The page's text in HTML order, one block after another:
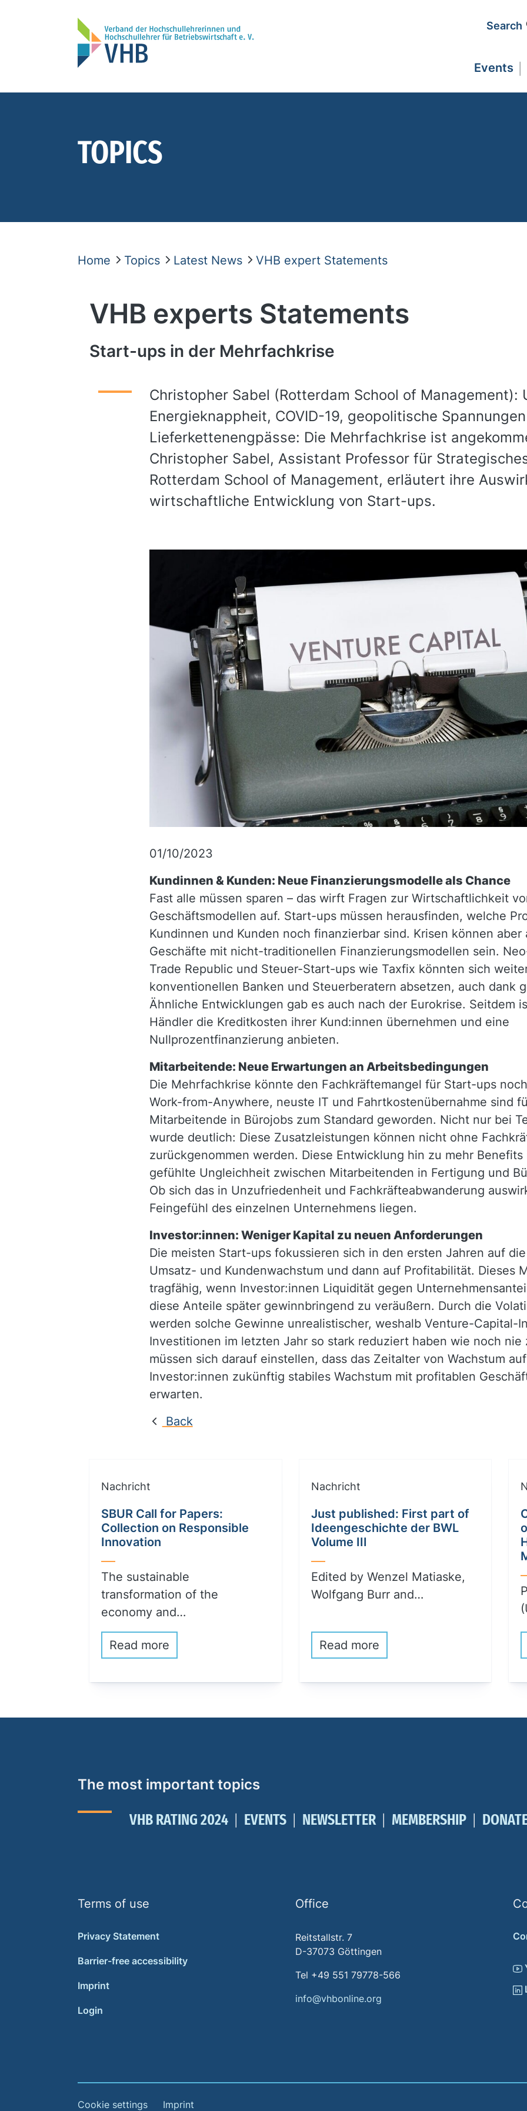
Search
Events
TOPICS
Home Topics Latest News VHB expert Statements
VHB experts Statements
Start-ups in der Mehrfachkrise
Christopher Sabel (Rotterdam School of Management):
Energieknappheit, COVID-19, geopolitische Spannungen
Lieferkettenengpässe: Die Mehrfachkrise ist
Christopher Sabel, Assistant Professor für
Rotterdam School of Management, erläutert ihre
wirtschaftliche Entwicklung von Start-ups.
01/10/2023
Kundinnen & Kunden: Neue Finanzierungsmodelle als Chance
Fast alle müssen sparen – das wirft Fragen zur Wirtschaftlichkeit
Geschäftsmodellen auf. Start-ups müssen herausfinden, welche
Kundinnen und Kunden noch finanzierbar sind. Krisen können aber
Geschäfte mit nicht-traditionellen Finanzierungsmodellen sein.
Trade Republic und Steuer-Start-ups wie Taxfix könnten sich weiter
konventionellen Banken und Steuerberatern absetzen, auch dank
Ähnliche Entwicklungen gab es auch nach der Eurokrise. Seitdem
Händler die Kreditkosten ihrer Kund:innen übernehmen und eine
Nullprozentfinanzierung anbieten.
Mitarbeitende: Neue Erwartungen an Arbeitsbedingungen
Die Mehrfachkrise könnte den Fachkräftemangel für Start-ups noch
Work-from-Anywhere, neuste IT und Fahrtkostenübernahme sind
Mitarbeitende in Bürojobs zum Standard geworden. Nicht nur bei
wurde deutlich: Diese Zusatzleistungen können nicht ohne
zurückgenommen werden. Diese Entwicklung hin zu mehr Benefits
gefühlte Ungleichheit zwischen Mitarbeitenden in Fertigung und
Ob sich das in Unzufriedenheit und Fachkräfteabwanderung
Feingefühl des einzelnen Unternehmens liegen.
Investor:innen: Weniger Kapital zu neuen Anforderungen
Die meisten Start-ups fokussieren sich in den ersten Jahren auf die
Umsatz- und Kundenwachstum und dann auf Profitabilität. Dieses
tragfähig, wenn Investor:innen Liquidität gegen
diese Anteile später gewinnbringend zu veräußern. Durch die
werden solche Gewinne unrealistischer, weshalb Venture-Capital-
Investitionen im letzten Jahr so stark reduziert haben wie noch nie
müssen sich darauf einstellen, dass das Zeitalter von Wachstum auf
Investor:innen zukünftig stabiles Wachstum mit profitablen
erwarten.
Back
Nachricht
SBUR Call for Papers:
Collection on Responsible
Innovation
The sustainable
transformation of the
economy and…
Read more
Nachricht
Just published: First part of
Ideengeschichte der BWL
Volume III
Edited by Wenzel Matiaske,
Wolfgang Burr and…
Read more
The most important topics
VHB RATING 2024 EVENTS NEWSLETTER MEMBERSHIP
Terms of use
Privacy Statement
Barrier-free accessibility
Imprint
Login
Office
Reitstallstr. 7
D-37073 Göttingen
Tel +49 551 79778-566
info@vhbonline.org
Cookie settings Imprint